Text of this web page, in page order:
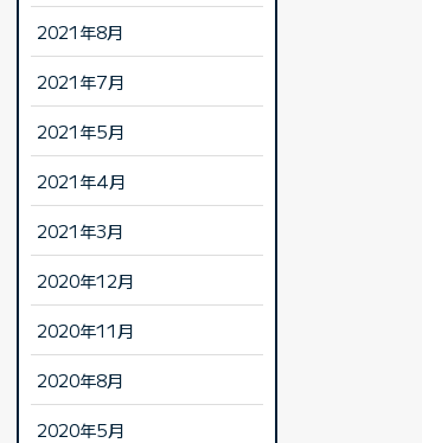
2021年8月
2021年7月
2021年5月
2021年4月
2021年3月
2020年12月
2020年11月
2020年8月
2020年5月